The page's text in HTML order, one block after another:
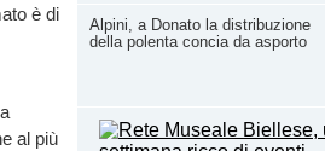
Alpini, a Donato la distribuzione
della polenta concia da asporto
è di
al più